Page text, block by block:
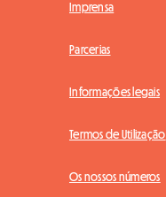
Imprensa
Parcerias
Informações legais
Termos de Utilização
Os nossos números